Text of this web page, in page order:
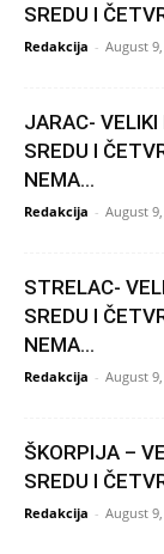
SREDU I
Redakcija - August
JARAC-
SREDU I
NEMA...
Redakcija - August
STRELAC-
SREDU I
NEMA...
Redakcija - August
ŠKORPIJA –
SREDU I
Redakcija - August